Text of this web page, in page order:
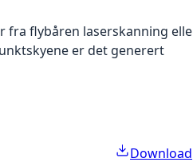
fra flybåren laserskanning
er det generert
Download